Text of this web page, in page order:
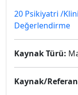
20 Psikiyatri /
Değerlendirme
Kaynak Türü:
Kaynak/